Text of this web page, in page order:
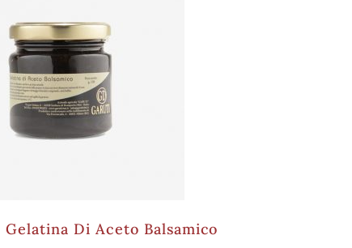
Gelatina Di Aceto Balsamico